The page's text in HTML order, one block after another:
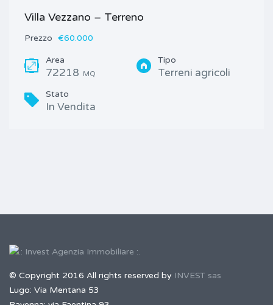
Villa Vezzano – Terreno
Prezzo €60.000
Area
72218 MQ
Tipo
Terreni agricoli
Stato
In Vendita
© Copyright 2016 All rights reserved by INVEST sas
Lugo: Via Mentana 53